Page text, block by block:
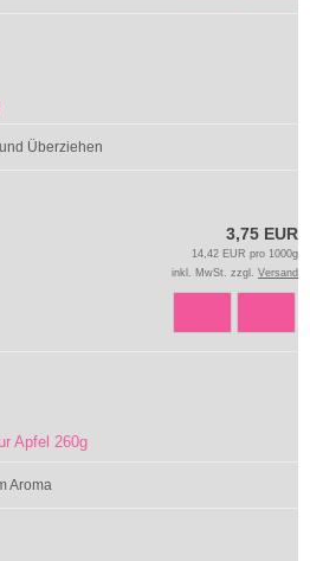
Überziehen
3,75 EUR
14,42 EUR pro 1000g
inkl. MwSt. zzgl. Versand
Apfel 260g
Aroma